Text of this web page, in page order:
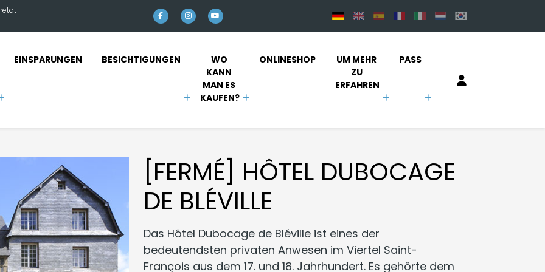
EINSPARUNGEN BESICHTIGUNGEN
WO
KANN
MAN ES
KAUFEN?
ONLINESHOP
UM MEHR
ZU
ERFAHREN
PASS
[FERMÉ] HÔTEL DUBOCAGE
DE BLÉVILLE
Das Hôtel Dubocage de Bléville ist eines der
bedeutendsten privaten Anwesen im Viertel Saint-
François aus dem 17. und 18. Jahrhundert. Es gehörte dem